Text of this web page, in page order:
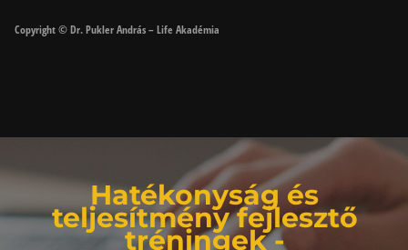
Copyright © Dr. Pukler András – Life Akadémia
Hatékonyság és
teljesítmény fejlesztő
tréningek -